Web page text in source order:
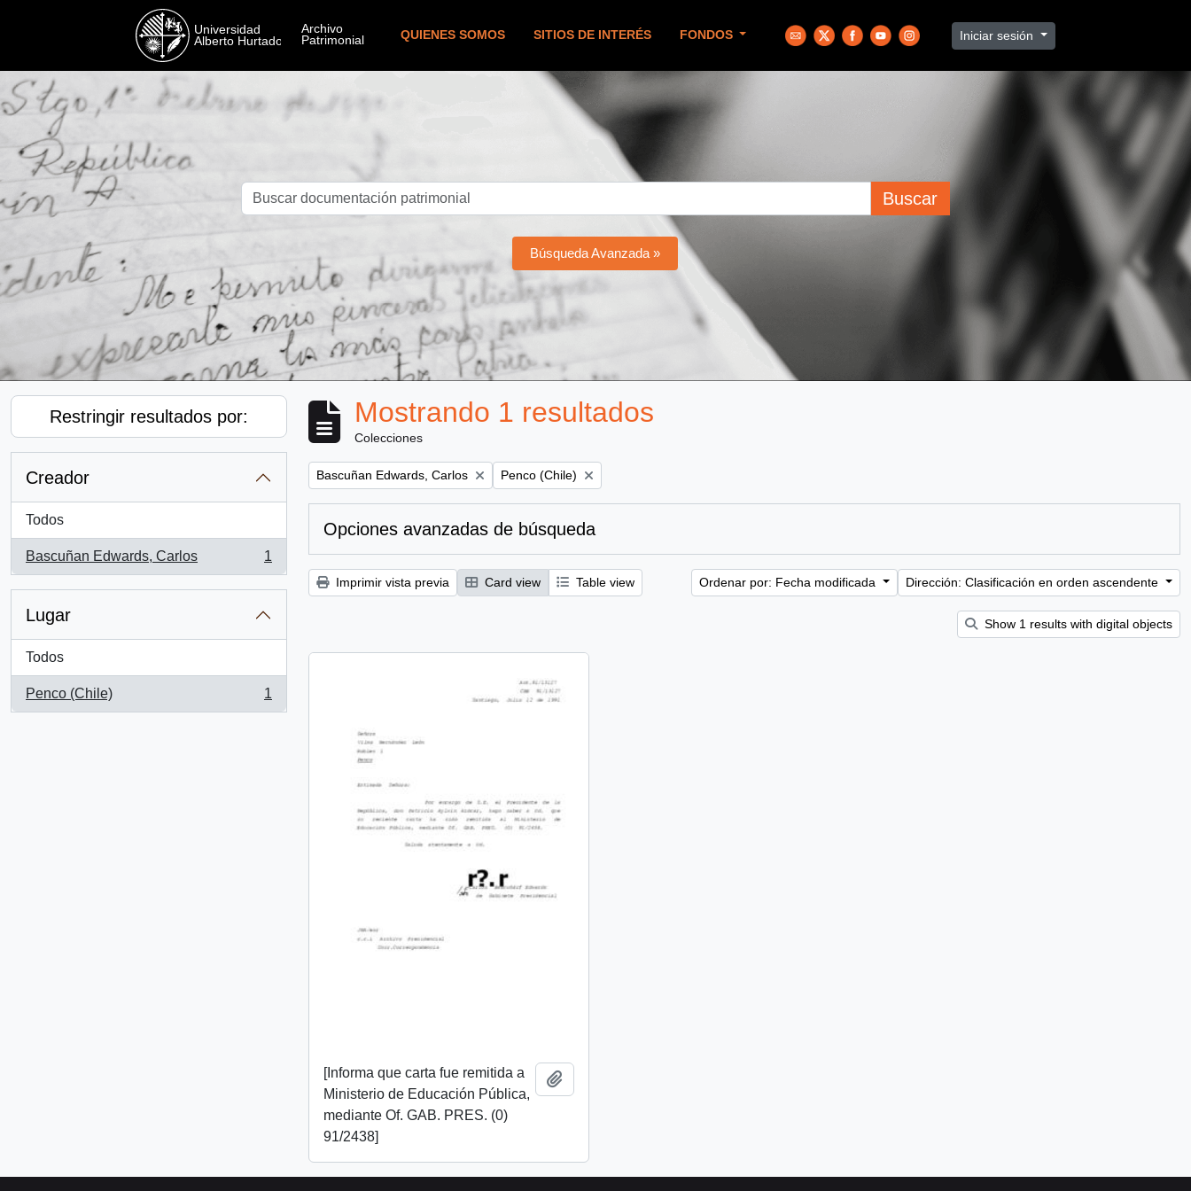
QUIENES SOMOS SITIOS DE INTERÉS FONDOS Iniciar sesión
Buscar
Búsqueda Avanzada »
Restringir resultados por:
Creador
Todos
Bascuñan Edwards, Carlos
, 1 resultados
1
Lugar
Todos
Penco (Chile)
, 1 resultados
1
Mostrando 1 resultados
Colecciones
Remove filter:
Bascuñan Edwards, Carlos Remove filter:
Penco (Chile)
Opciones avanzadas de búsqueda
Imprimir vista previa Card view Table view Ordenar por: Fecha modificada Dirección: Clasificación en orden ascendente
Show 1 results with digital objects
[Informa que carta fue remitida a
Ministerio de Educación Pública,
mediante Of. GAB. PRES. (0)
91/2438]